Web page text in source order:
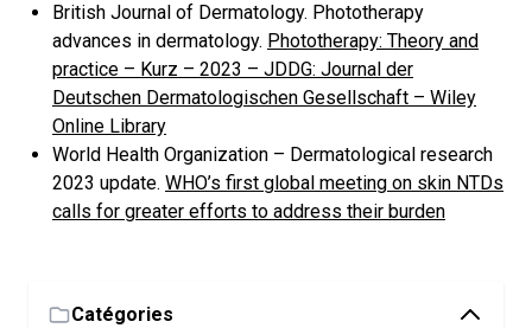
British Journal of Dermatology. Phototherapy
advances in dermatology. Phototherapy: Theory and
practice – Kurz – 2023 – JDDG: Journal der
Deutschen Dermatologischen Gesellschaft – Wiley
Online Library
World Health Organization – Dermatological research
2023 update. WHO’s first global meeting on skin NTDs
calls for greater efforts to address their burden
Catégories